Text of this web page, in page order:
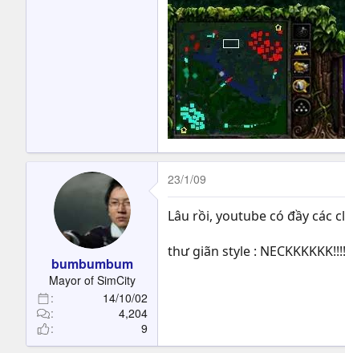
bumbumbum
Mayor of SimCity
14/10/02
4,204
9
23/1/09
Lâu rồi, youtube có đầy các
thư giãn style :